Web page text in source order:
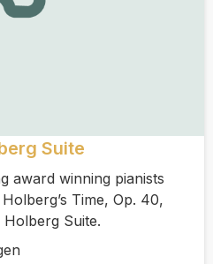
Suite
award winning pianists
Time, Op. 40,
Suite.